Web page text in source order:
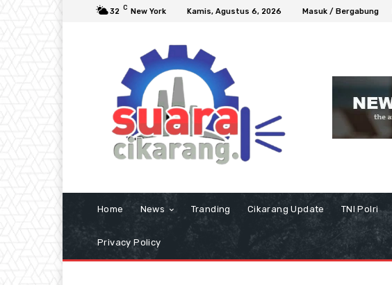
32 C New York Kamis, Agustus 6, 2026 Masuk / Bergabung
Home News Tranding Cikarang Update TNI Polri
Privacy Policy